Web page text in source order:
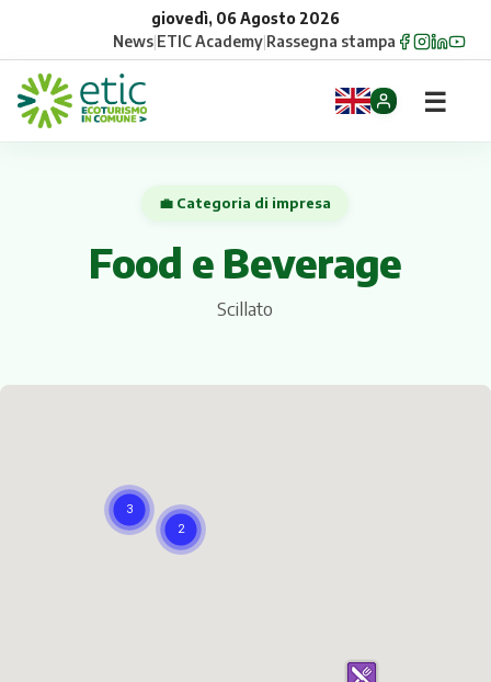
giovedì, 06 Agosto 2026
News|ETIC Academy|Rassegna stampa
Gruppi
☰
💼 Categoria di impresa
Food e Beverage
Scillato